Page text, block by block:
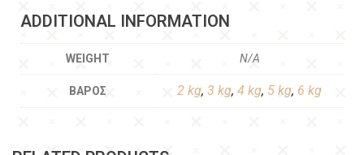
ADDITIONAL INFORMATION
WEIGHT N/A
ΒΆΡΟΣ 2 kg, 3 kg, 4 kg, 5 kg, 6 kg